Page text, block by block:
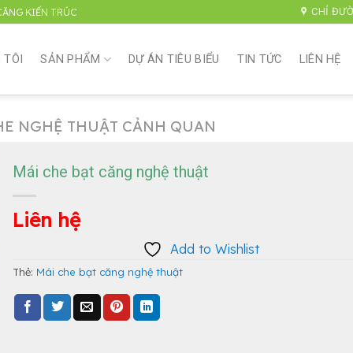
KIẾN TRÚC CHỈ
TÔI SẢN PHẨM DỰ ÁN TIÊU BIỂU TIN TỨC LIÊN HỆ
NGHỆ THUẬT CẢNH QUAN
Mái che bạt căng nghệ thuật
Liên hệ
Add to Wishlist
Thẻ: Mái che bạt căng nghệ thuật